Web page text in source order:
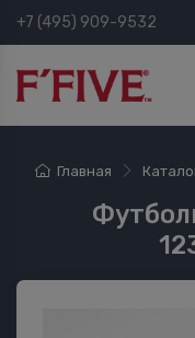
+7 (495) 909-9532
Главная